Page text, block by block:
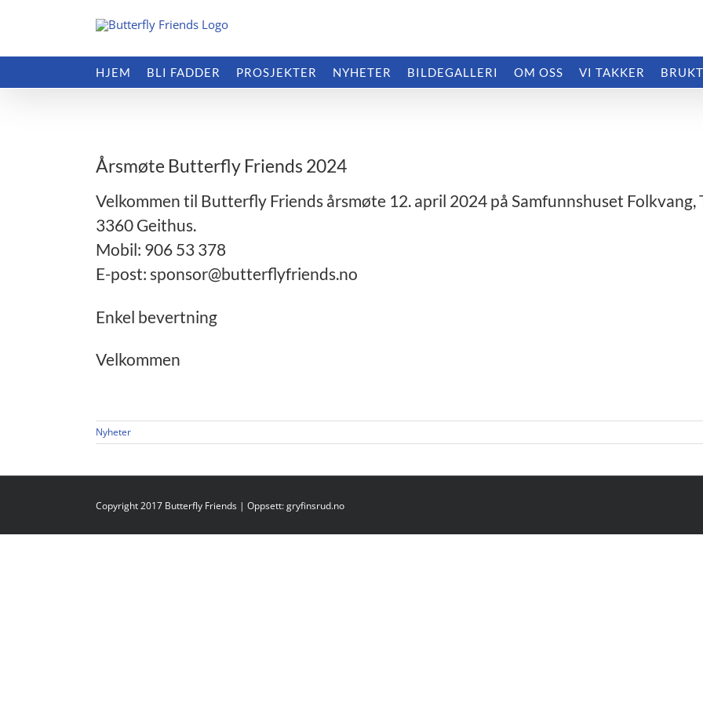
HJEM BLI FADDER PROSJEKTER NYHETER BILDEGALLERI OM OSS VI TAKKER
Larger
Image
Årsmøte Butterfly Friends 2024
Velkommen til Butterfly Friends årsmøte 12. april 2024 på Samfunnshuset Folkvang,
3360 Geithus.
Mobil: 906 53 378
E-post: sponsor@butterflyfriends.no
Enkel bevertning
Velkommen
Nyheter
Copyright 2017 Butterfly Friends | Oppsett:gryfinsrud.no